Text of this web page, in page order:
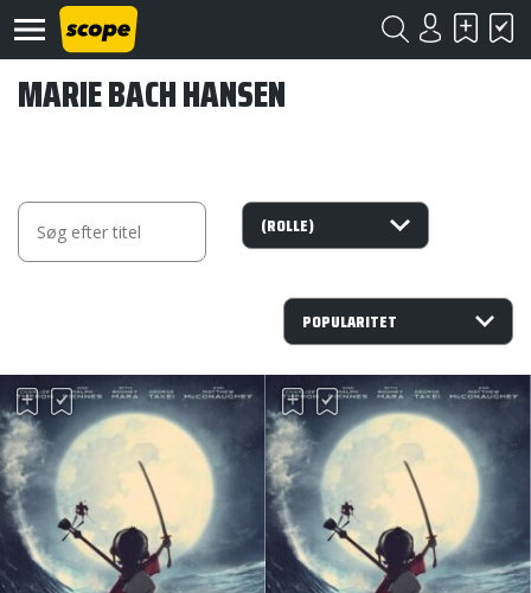
Om
©
Scope
2020
MARIE BACH HANSEN